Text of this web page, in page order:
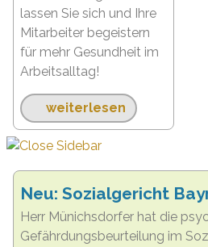
lassen Sie sich und Ihre
Mitarbeiter begeistern
für mehr Gesundheit im
Arbeitsalltag!
weiterlesen
Neu: Sozialgericht
Herr Münichsdorfer hat die
Gefährdungsbeurteilung im